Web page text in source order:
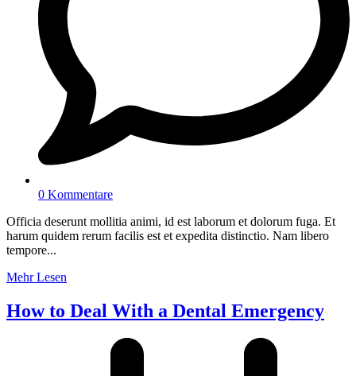
0 Kommentare
Officia deserunt mollitia animi, id est laborum et dolorum fuga. Et
harum quidem rerum facilis est et expedita distinctio. Nam libero
tempore...
Mehr Lesen
How to Deal With a Dental Emergency